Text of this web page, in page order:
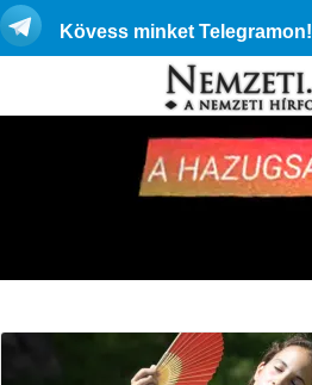
Kövess minket Telegramon!